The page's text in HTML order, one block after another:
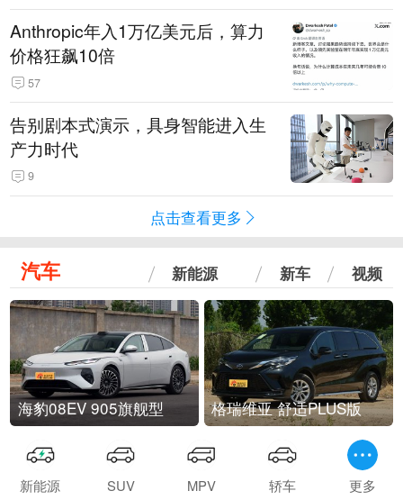
Anthropic年入1万亿美元后，算力
价格狂飙10倍
57
告别剧本式演示，具身智能进入生
产力时代
9
点击查看更多
汽车 新能源 新车 视频
海豹08EV 905旗舰型 格瑞维亚 舒适PLUS版
新能源 SUV MPV 轿车 更多